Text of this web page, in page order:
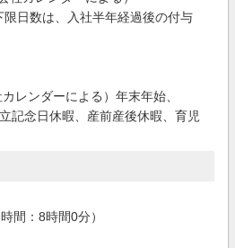
日数は、入社半年経過後の付与
レンダーによる）年末年始、
記念日休暇、産前産後休暇、育児
間：8時間0分）